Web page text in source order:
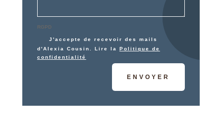
RGPD
J'accepte de recevoir des mails
d'Alexia Cousin. Lire la Politique de
confidentialité
ENVOYER